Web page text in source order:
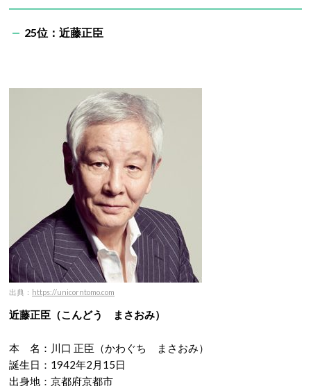
25位：近藤正臣
出典： https://unicorntomo.com
近藤正臣（こんどう まさおみ）
本 名：川口 正臣（かわぐち まさおみ）
誕生日：1942年2月15日
出身地：京都府京都市